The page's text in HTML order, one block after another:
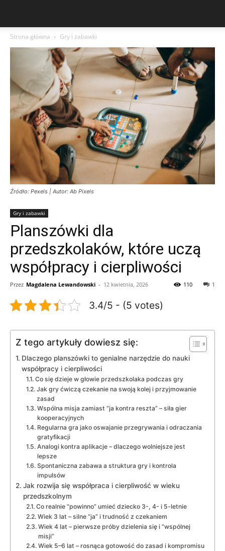
Strona główna Gry i zabawki
Źródło: Pexels | Autor: Ab Pixels
Gry i zabawki
Planszówki dla
przedszkolaków, które uczą
współpracy i cierpliwości
Przez Magdalena Lewandowski - 12 kwietnia, 2026 1
110
3.4/5 - (5 votes)
Z tego artykuły dowiesz się:
Dlaczego planszówki to genialne narzędzie do nauki
współpracy i cierpliwości
Co się dzieje w głowie przedszkolaka podczas gry
Jak gry ćwiczą czekanie na swoją kolej i przyjmowanie
zasad
Wspólna misja zamiast “ja kontra reszta” – siła gier
kooperacyjnych
Regularna gra jako oswajanie przegrywania i odraczania
gratyfikacji
Analogi kontra aplikacje – dlaczego wolniejsze jest
lepsze
Spontaniczna zabawa a struktura gry i kontrola
impulsów
Jak rozwija się współpraca i cierpliwość w wieku
przedszkolnym
Co realnie “powinno” umieć dziecko 3-, 4- i 5-letnie
Wiek 3 lat – silne “ja” i trudność z czekaniem
Wiek 4 lat – pierwsze próby dzielenia się i “wspólnej
misji”
Wiek 5–6 lat – rosnąca gotowość do zasad i kompromisu